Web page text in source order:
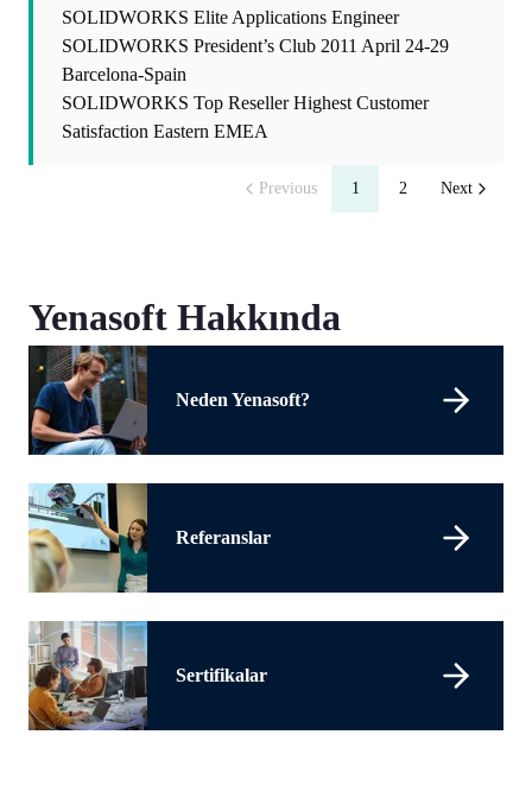
SOLIDWORKS Elite Applications Engineer
SOLIDWORKS President’s Club 2011 April 24-29
Barcelona-Spain
SOLIDWORKS Top Reseller Highest Customer
Satisfaction Eastern EMEA
Previous 1 2 Next
Yenasoft Hakkında
Neden Yenasoft?
Referanslar
Sertifikalar